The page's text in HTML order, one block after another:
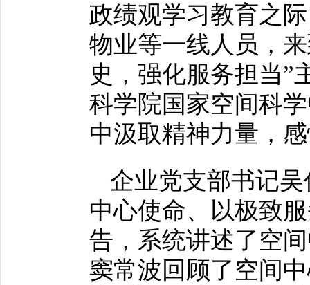
政绩观学习教育之
物业等一线人员，
史，强化服务担当”
科学院国家空间科
中汲取精神力量，
企业党支部书记
中心使命、以极致
告，系统讲述了空
窦常波回顾了空间